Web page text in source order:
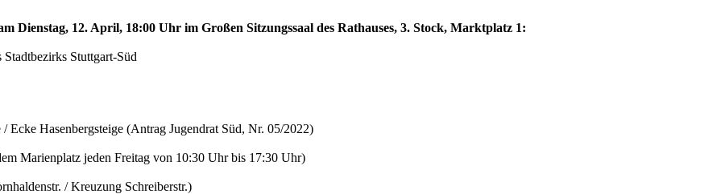
Dienstag, 12. April, 18:00 Uhr im Großen Sitzungssaal des Rathauses, 3. Stock, Marktplatz 1:
Stuttgart-Süd
Ecke Hasenbergsteige (Antrag Jugendrat Süd, Nr. 05/2022)
Marienplatz jeden Freitag von 10:30 Uhr bis 17:30 Uhr)
/ Kreuzung Schreiberstr.)